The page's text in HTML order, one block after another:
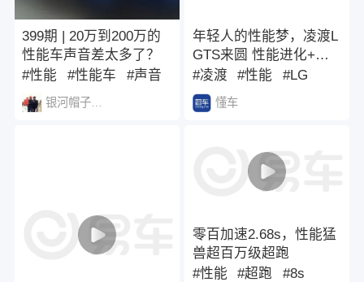
399期 | 20万到200万的
性能车声音差太多了？
#性能
#性能车 #声音
年轻人的性能梦，凌渡L
GTS来圆 性能进化+颜
值升级#新款大众凌渡L
GTS实车曝光 #上汽大
众新凌渡L GTS官图发
#凌渡 #性能 #LG
懂车
零百加速2.68s，性能猛
兽超百万级超跑
#性能
#超跑 #8s